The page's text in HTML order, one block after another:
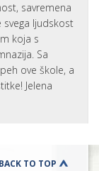
savremena
ljudskost
koja s
Sa
ove škole, a
Jelena
BACK TO TOP